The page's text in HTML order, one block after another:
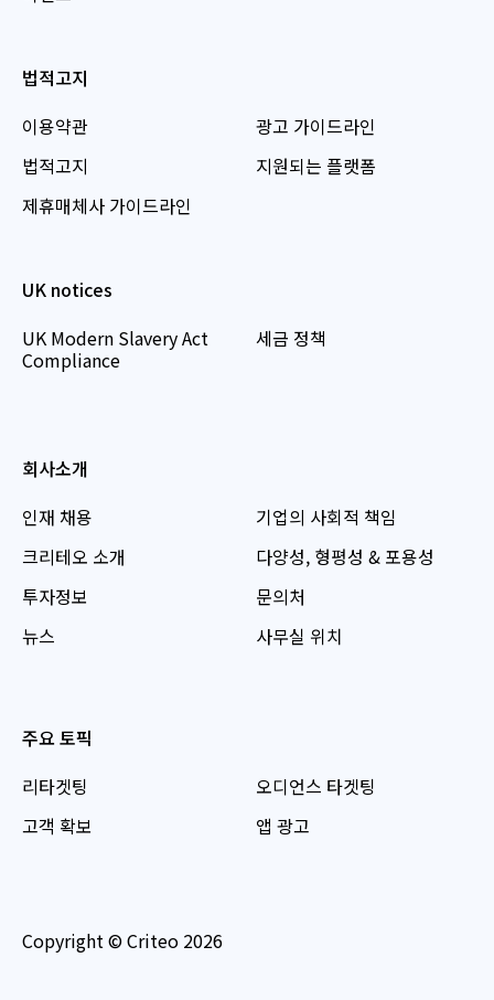
법적고지
이용약관
법적고지
제휴매체사 가이드라인
광고 가이드라인
지원되는 플랫폼
UK notices
UK Modern Slavery Act
Compliance
세금 정책
회사소개
인재 채용
크리테오 소개
투자정보
뉴스
기업의 사회적 책임
다양성, 형평성 & 포용성
문의처
사무실 위치
주요 토픽
리타겟팅
고객 확보
오디언스 타겟팅
앱 광고
Copyright © Criteo 2026